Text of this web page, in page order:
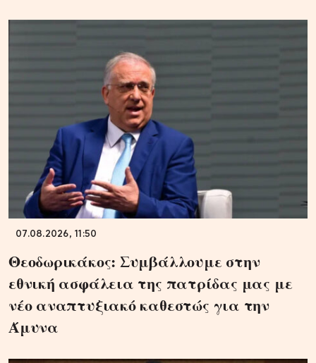
07.08.2026, 11:50
Θεοδωρικάκος: Συμβάλλουμε στην
εθνική ασφάλεια της πατρίδας μας με
νέο αναπτυξιακό καθεστώς για την
Άμυνα